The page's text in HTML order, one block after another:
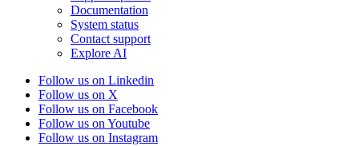
Documentation
System status
Contact support
Explore AI
Follow us on Linkedin
Follow us on X
Follow us on Facebook
Follow us on Youtube
Follow us on Instagram